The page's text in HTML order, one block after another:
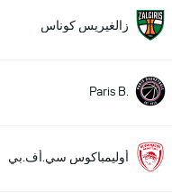
زالغيريس كوناس
Paris B.
أوليمباكوس سي.أف.بي